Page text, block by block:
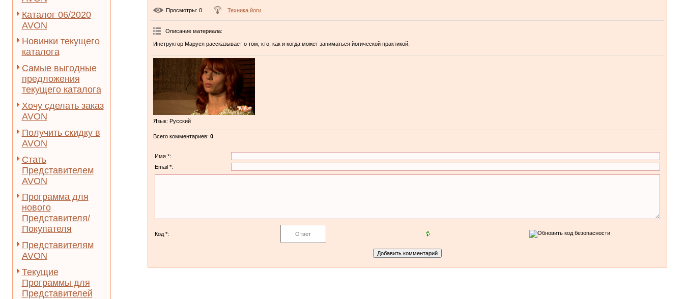
Каталог 06/2020
AVON
Новинки текущего
каталога
Самые выгодные
предложения
текущего каталога
Хочу сделать заказ
AVON
Получить скидку в
AVON
Стать
Представителем
AVON
Программа для
нового
Представителя/
Покупателя
Представителям
AVON
Текущие
Программы для
Представителей
Просмотры: 0 Техника йоги
Описание материала:
Инструктор Маруся рассказывает о том, кто, как и когда может заниматься йогической практикой.
Язык: Русский
Всего комментариев: 0
Имя *:
Email *:
Код *: